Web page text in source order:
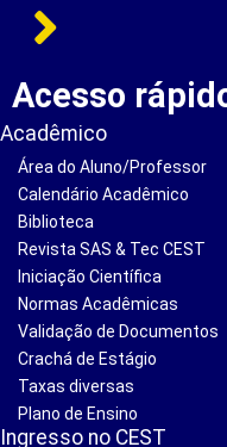
Acesso
Acadêmico
Área do Aluno/Professor
Calendário Acadêmico
Biblioteca
Revista SAS & Tec CEST
Iniciação Científica
Normas Acadêmicas
Validação de Documentos
Crachá de Estágio
Taxas diversas
Plano de Ensino
Ingresso no CEST